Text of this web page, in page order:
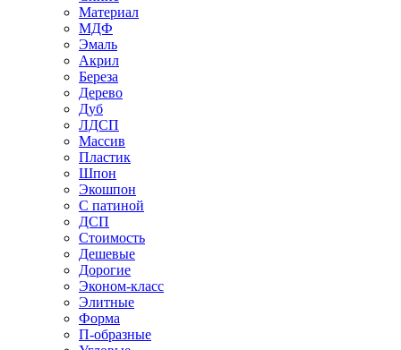
Материал
МДФ
Эмаль
Акрил
Береза
Дерево
Дуб
ЛДСП
Массив
Пластик
Шпон
Экошпон
С патиной
ДСП
Стоимость
Дешевые
Дорогие
Эконом-класс
Элитные
Форма
П-образные